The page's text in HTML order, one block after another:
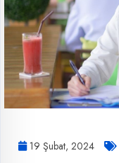
19 Şubat, 2024